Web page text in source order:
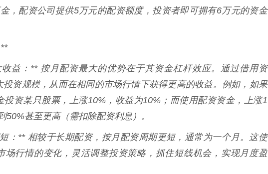
，配资公司提供5万元的配资额度，投资者即可拥有6万元的资金
益：** 按月配资最大的优势在于其资金杠杆效应。通过借用资
投资规模，从而在相同的市场行情下获得更高的收益。例如，如果
投资某只股票，上涨10%，收益为10%；而使用配资资金，上涨1
50%甚至更高（需扣除配资利息）。
：** 相较于长期配资，按月配资周期更短，通常为一个月。这使
场行情的变化，灵活调整投资策略，抓住短线机会，实现月度盈